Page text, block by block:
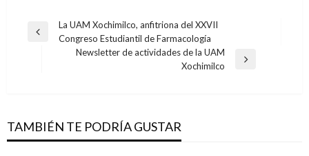
Navegación
Entrada
La UAM Xochimilco, anfitriona del XXVII
Congreso Estudiantil de Farmacología
Newsletter de actividades de la UAM
Xochimilco
TAMBIÉN TE PODRÍA GUSTAR